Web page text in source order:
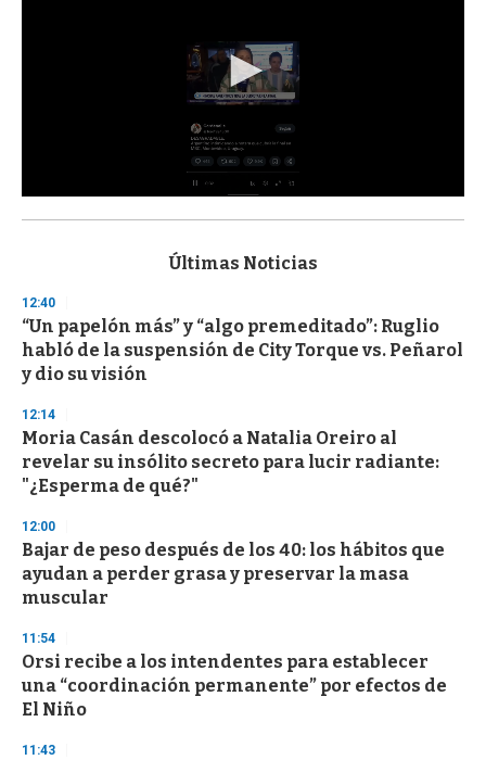
s
d
s
o
f
3
s
e
c
o
n
Últimas Noticias
12:40
“Un papelón más” y “algo premeditado”: Ruglio
habló de la suspensión de City Torque vs. Peñarol
y dio su visión
12:14
Moria Casán descolocó a Natalia Oreiro al
revelar su insólito secreto para lucir radiante:
"¿Esperma de qué?"
12:00
Bajar de peso después de los 40: los hábitos que
ayudan a perder grasa y preservar la masa
muscular
11:54
Orsi recibe a los intendentes para establecer
una “coordinación permanente” por efectos de
El Niño
11:43